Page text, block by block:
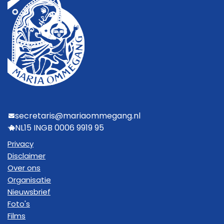
secretaris@mariaommegang.nl
NL15 INGB 0006 9919 95
Privacy
Disclaimer
Over ons
Organisatie
Nieuwsbrief
Foto's
Films